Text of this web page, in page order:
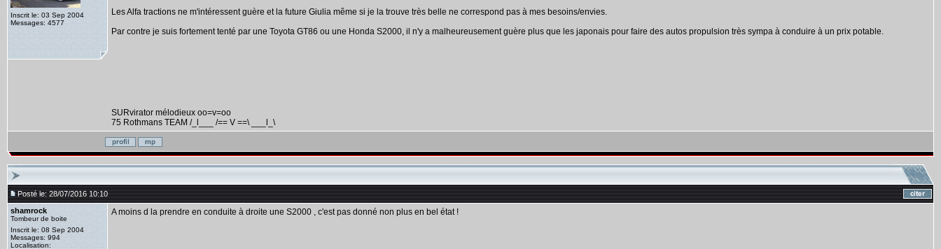
Inscrit le: 03 Sep 2004
Messages: 4577
Les Alfa tractions ne m'intéressent guère et la future Giulia même si je la trouve très belle ne correspond pas à mes besoins/envies.
Par contre je suis fortement tenté par une Toyota GT86 ou une Honda S2000, il n'y a malheureusement guère plus que les japonais pour faire des autos propulsion très sympa à conduire à un prix potable.
SURvirator mélodieux oo=v=oo
75 Rothmans TEAM /_l___ /== V ==\ ___l_\
Posté le: 28/07/2016 10:10
shamrock
Tombeur de boite
Inscrit le: 08 Sep 2004
Messages: 994
Localisation:
A moins d la prendre en conduite à droite une S2000 , c'est pas donné non plus en bel état !